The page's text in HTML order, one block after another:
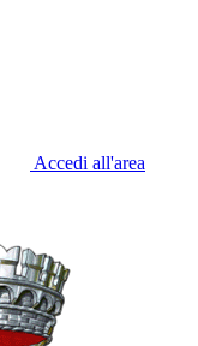
Accedi all'area